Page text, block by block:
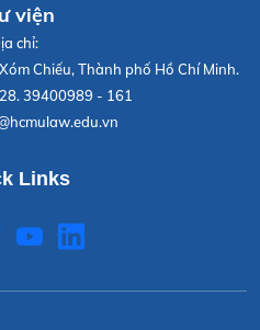
viện
chỉ:
Chiếu, Thành phố Hồ Chí Minh.
39400989 - 161
Links